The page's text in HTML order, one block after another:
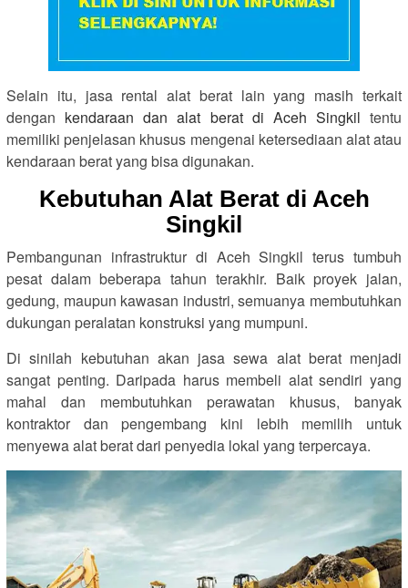
Selain itu, jasa rental alat berat lain yang masih terkait
dengan kendaraan dan alat berat di Aceh Singkil tentu
memiliki penjelasan khusus mengenai ketersediaan alat atau
kendaraan berat yang bisa digunakan.
Kebutuhan Alat Berat di Aceh
Singkil
Pembangunan infrastruktur di Aceh Singkil terus tumbuh
pesat dalam beberapa tahun terakhir. Baik proyek jalan,
gedung, maupun kawasan industri, semuanya membutuhkan
dukungan peralatan konstruksi yang mumpuni.
Di sinilah kebutuhan akan jasa sewa alat berat menjadi
sangat penting. Daripada harus membeli alat sendiri yang
mahal dan membutuhkan perawatan khusus, banyak
kontraktor dan pengembang kini lebih memilih untuk
menyewa alat berat dari penyedia lokal yang terpercaya.